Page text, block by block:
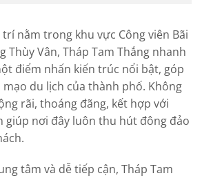
nằm trong khu vực Công viên Bãi
Thùy Vân, Tháp Tam Thắng nhanh
điểm nhấn kiến trúc nổi bật, góp
du lịch của thành phố. Không
rãi, thoáng đãng, kết hợp với
giúp nơi đây luôn thu hút đông đảo
tâm và dễ tiếp cận, Tháp Tam